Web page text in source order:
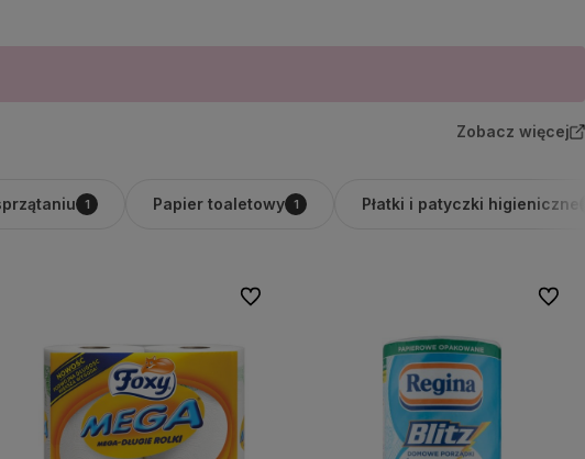
Zobacz więcej
1 Papier toaletowy 1 Płatki i patyczki higieniczne
Do ulubionych Do